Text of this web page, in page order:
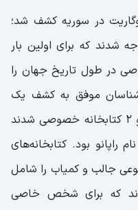
اوگاریت در سوریه کشف شد؛
شدند که برای اولین بار
در طول تاریخ جهان را
موفق به کشف یک
کتابخانه قصر، یک کتابخانه معبد و 2 کتابخانه خصوصی شدند
راپانو بود. کتابخانه‌های
جالب و کمیاب را شامل
که برای شخص خاصی